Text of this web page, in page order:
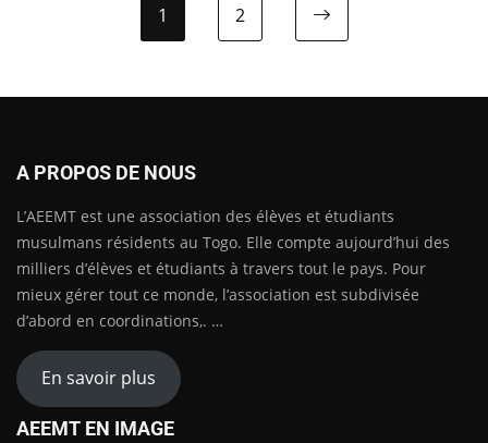
1 2
A PROPOS DE NOUS
L’AEEMT est une association des élèves et étudiants
musulmans résidents au Togo. Elle compte aujourd’hui des
milliers d’élèves et étudiants à travers tout le pays. Pour
mieux gérer tout ce monde, l’association est subdivisée
d’abord en coordinations,. …
En savoir plus
AEEMT EN IMAGE